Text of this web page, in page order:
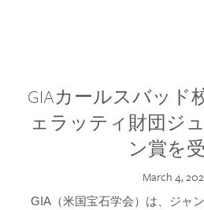
GIAカールスバッド
ェラッティ財団ジ
ン賞を
March 4,
GIA（米国宝石学会）は、ジャ